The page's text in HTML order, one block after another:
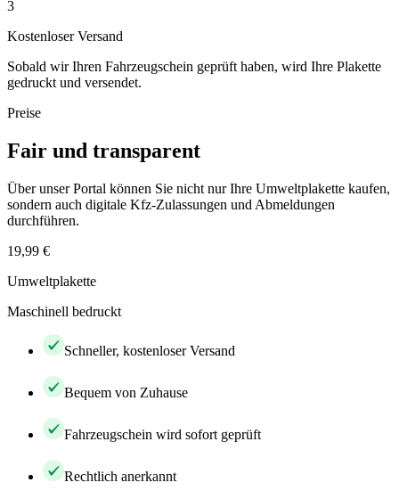
3
Kostenloser Versand
Sobald wir Ihren Fahrzeugschein geprüft haben, wird Ihre Plakette
gedruckt und versendet.
Preise
Fair und transparent
Über unser Portal können Sie nicht nur Ihre Umweltplakette kaufen,
sondern auch digitale Kfz-Zulassungen und Abmeldungen
durchführen.
19,99 €
Umweltplakette
Maschinell bedruckt
Schneller, kostenloser Versand
Bequem von Zuhause
Fahrzeugschein wird sofort geprüft
Rechtlich anerkannt